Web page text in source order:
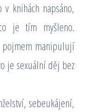
knihách napsáno,
je tím myšleno.
manipulují
je sexuální děj bez
sebeukájení,